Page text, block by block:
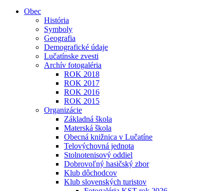
Obec
História
Symboly
Geografia
Demografické údaje
Lučatínske zvesti
Archív fotogaléria
ROK 2018
ROK 2017
ROK 2016
ROK 2015
Organizácie
Základná škola
Materská škola
Obecná knižnica v Lučatíne
Telovýchovná jednota
Stolnotenisový oddiel
Dobrovoľný hasičský zbor
Klub dôchodcov
Klub slovenských turistov